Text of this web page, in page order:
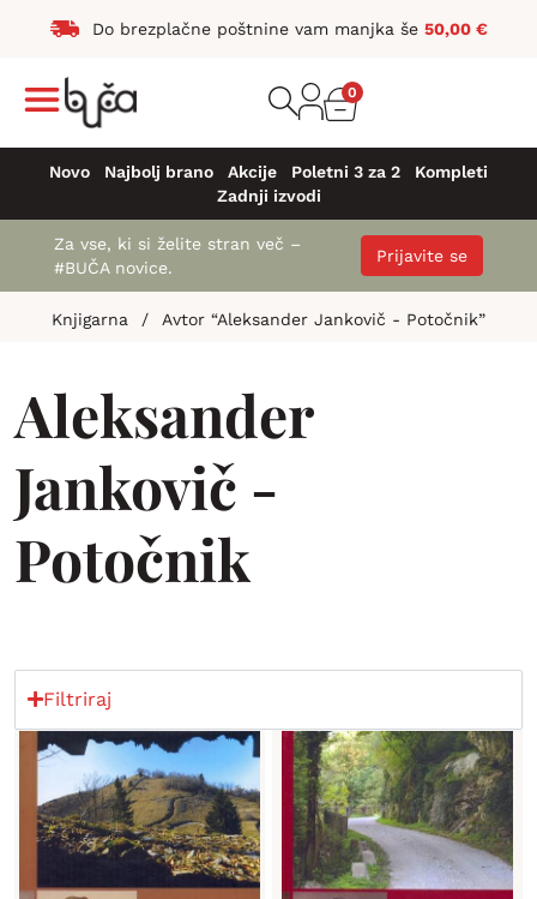
Do brezplačne poštnine vam manjka še 50,00 €
0
Novo Najbolj brano Akcije Poletni 3 za 2
Kompleti
Zadnji izvodi
Za vse, ki si želite stran več –
#BUČA novice.
Prijavite se
Knjigarna / Avtor “Aleksander Jankovič - Potočnik”
Aleksander
Jankovič -
Potočnik
Filtriraj